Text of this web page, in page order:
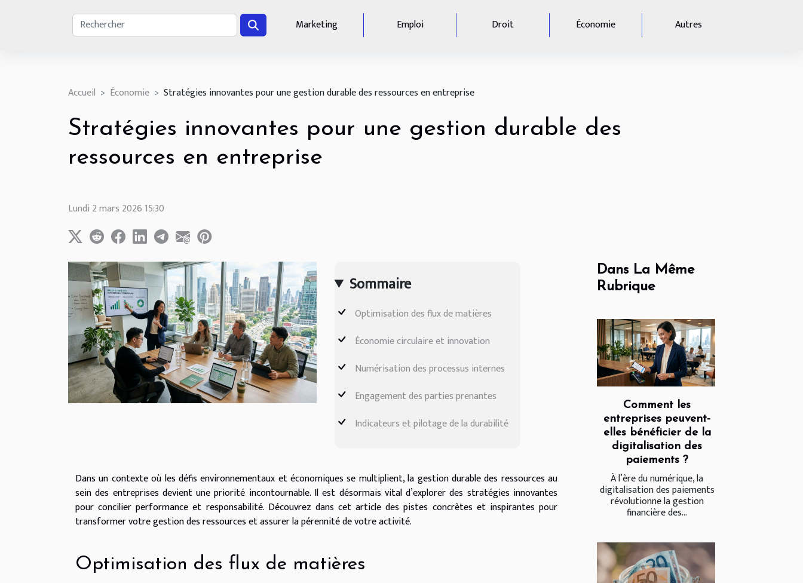
Marketing Emploi Droit Économie Autres
Accueil Économie Stratégies innovantes pour une gestion durable des ressources en entreprise
Stratégies innovantes pour une gestion durable des
ressources en entreprise
Lundi 2 mars 2026 15:30
Sommaire
Optimisation des flux de matières
Économie circulaire et innovation
Numérisation des processus internes
Engagement des parties prenantes
Indicateurs et pilotage de la durabilité
Dans un contexte où les défis environnementaux et économiques se multiplient, la gestion durable des ressources au
sein des entreprises devient une priorité incontournable. Il est désormais vital d’explorer des stratégies innovantes
pour concilier performance et responsabilité. Découvrez dans cet article des pistes concrètes et inspirantes pour
transformer votre gestion des ressources et assurer la pérennité de votre activité.
Optimisation des flux de matières
Dans La Même
Rubrique
Comment les
entreprises peuvent-
elles bénéficier de la
digitalisation des
paiements ?
À l’ère du numérique, la
digitalisation des paiements
révolutionne la gestion
financière des...